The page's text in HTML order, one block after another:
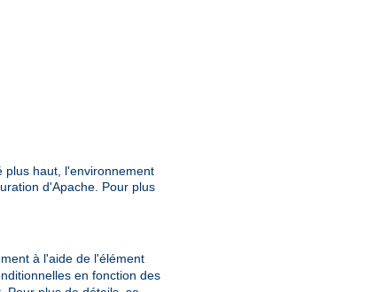
plus haut, l'environnement
d'Apache. Pour plus
à l'aide de l'élément
en fonction des